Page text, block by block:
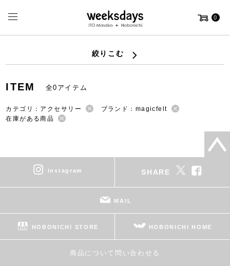
0
絞りこむ
ITEM 全0アイテム
カテゴリ：アクセサリー
ブランド：magicfelt
在庫がある商品
instagram SHARE
MAIL
HOBONICHI STORE HOBONICHI HOME
商品について問い合わせる